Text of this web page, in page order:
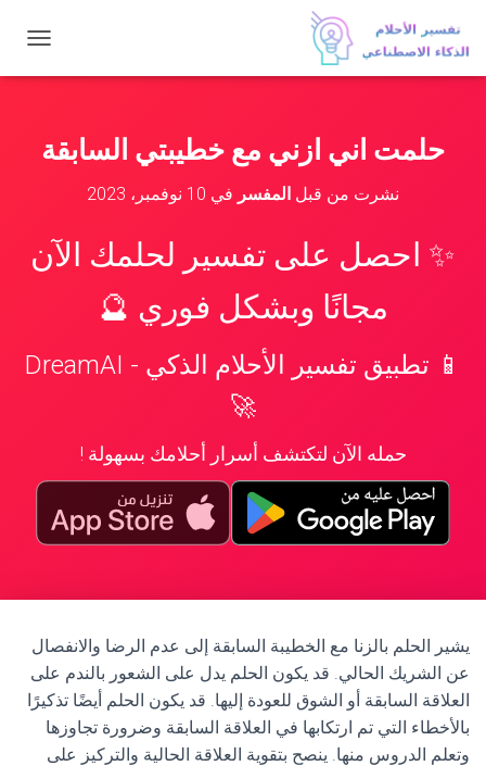
ب
ل
حلمت اني ازني مع خطيبتي السابقة
نشرت من قبل المفسر في 10 نوفمبر، 2023
✨ احصل على تفسير لحلمك الآن
مجانًا وبشكل فوري 🔮
📱 تطبيق تفسير الأحلام الذكي - DreamAI
🚀
حمله الآن لتكتشف أسرار أحلامك بسهولة !
يشير الحلم بالزنا مع الخطيبة السابقة إلى عدم الرضا والانفصال
عن الشريك الحالي. قد يكون الحلم يدل على الشعور بالندم على
العلاقة السابقة أو الشوق للعودة إليها. قد يكون الحلم أيضًا تذكيرًا
بالأخطاء التي تم ارتكابها في العلاقة السابقة وضرورة تجاوزها
وتعلم الدروس منها. ينصح بتقوية العلاقة الحالية والتركيز على